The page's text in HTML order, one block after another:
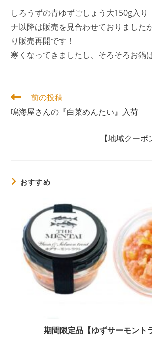
しろうずの青ゆずごしょう大150g入り
ナ以降は販売を見合わせておりました
り販売再開です！
寒くなってきましたし、そろそろお鍋
そ
の
他
前の投稿
鳴海屋さんの『白菜めんたい』入荷
【地域クー
おすすめ
期間限定品【ゆずサーモント